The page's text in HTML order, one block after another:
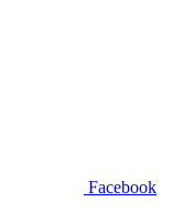
Facebook